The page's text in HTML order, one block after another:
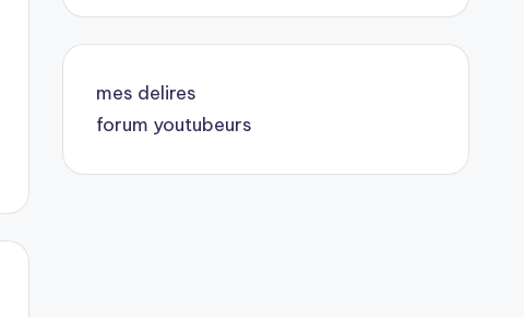
mes delires
forum youtubeurs